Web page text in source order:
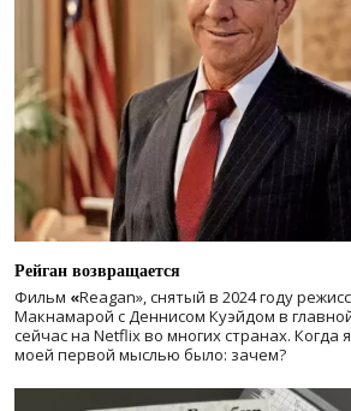
Рейган возвращается
Фильм «Reagan», снятый в 2024 году
Макнамарой с Деннисом Куэйдом в
сейчас на Netflix во многих странах. Когда
моей первой мыслью было: зачем?